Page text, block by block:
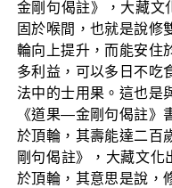
金剛句偈註》，大藏文
固於喉間，也就是說修
輪向上提升，而能安住
多利益，可以多日不吃
法中的士用果。這也是
《道果—金剛句偈註》
於頂輪，其壽能達二百
剛句偈註》，大藏文化
於頂輪，其意思是說，